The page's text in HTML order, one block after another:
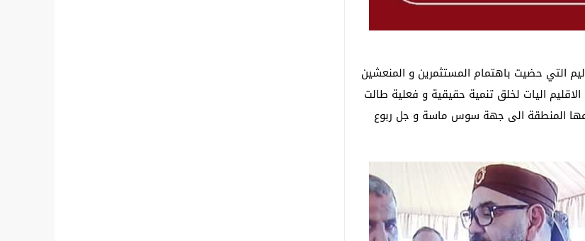
التي حضيت باهتمام المستثمرين و المنعشين
اليات لخلق تنمية حقيقية و فعلية طالت
المنطقة الى جهة سوس ماسة و جل ربوع